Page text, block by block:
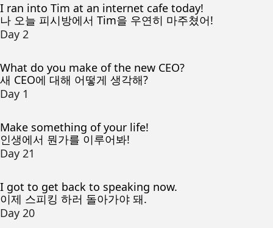
I ran into Tim at an internet cafe today!
나 오늘 피시방에서 Tim을 우연히 마주쳤어!
Day 2
What do you make of the new CEO?
새 CEO에 대해 어떻게 생각해?
Day 1
Make something of your life!
인생에서 뭔가를 이루어봐!
Day 21
I got to get back to speaking now.
이제 스피킹 하러 돌아가야 돼.
Day 20